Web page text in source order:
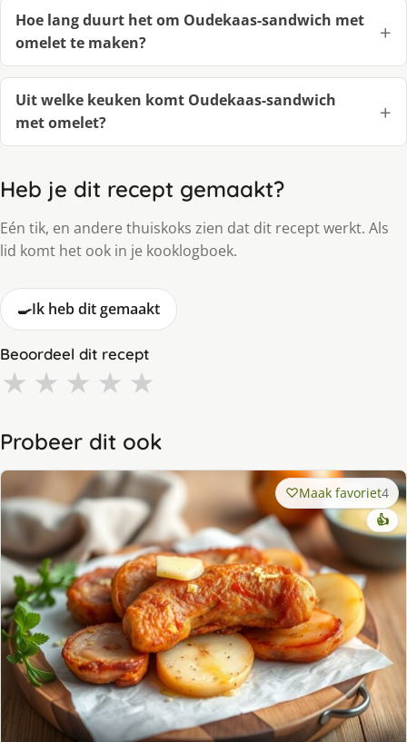
Hoe lang duurt het om Oudekaas-sandwich met
omelet te maken?
Uit welke keuken komt Oudekaas-sandwich
met omelet?
Heb je dit recept gemaakt?
Eén tik, en andere thuiskoks zien dat dit recept werkt. Als
lid komt het ook in je kooklogboek.
🍳Ik heb dit gemaakt
Beoordeel dit recept
★ ★ ★ ★ ★
Probeer dit ook
Maak favoriet4
👍